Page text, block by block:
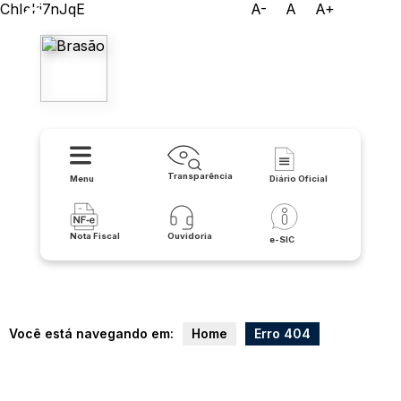
ChIekj7nJqE A- A A+
Menu Transparência Diário Oficial
Nota Fiscal Ouvidoria e-SIC
Você está navegando em: Home Erro 404